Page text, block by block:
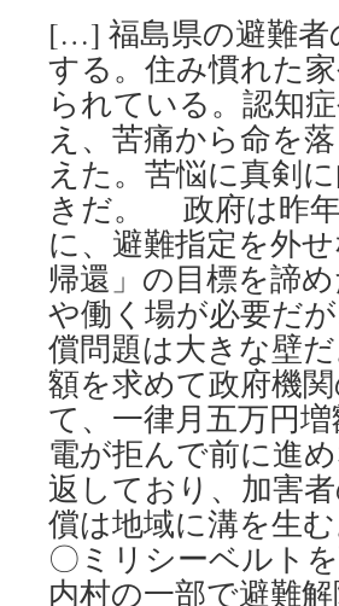
[…] 福島県の避難者
する。住み慣れた
られている。認知
え、苦痛から命を
えた。苦悩に真剣
きだ。 政府は昨
に、避難指定を外
帰還」の目標を諦
や働く場が必要だ
償問題は大きな壁
額を求めて政府機
て、一律月五万円
電が拒んで前に進
返しており、加害
償は地域に溝を生
〇ミリシーベルト
内村の一部で避難